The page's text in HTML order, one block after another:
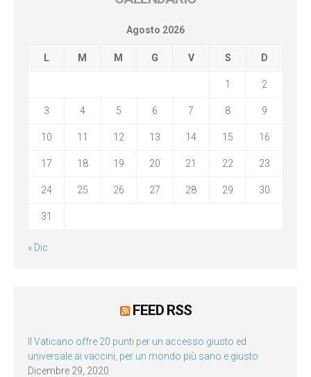
Agosto 2026
L M M G V S D
1 2
3 4 5 6 7 8 9
10 11 12 13 14 15 16
17 18 19 20 21 22 23
24 25 26 27 28 29 30
31
« Dic
FEED RSS
Il Vaticano offre 20 punti per un accesso giusto ed
universale ai vaccini, per un mondo più sano e giusto
Dicembre 29, 2020